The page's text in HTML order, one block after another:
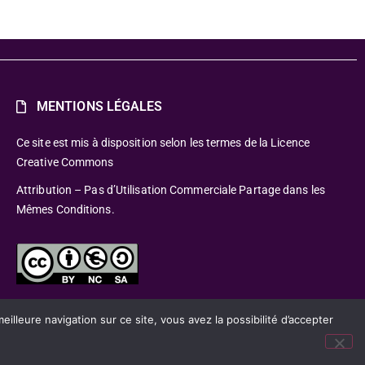
MENTIONS LÉGALES
Ce site est mis à disposition selon les termes de la Licence
Creative Commons
Attribution – Pas d’Utilisation Commerciale Partage dans les
Mêmes Conditions.
navigation sur ce site, vous avez la possibilité d’accepter